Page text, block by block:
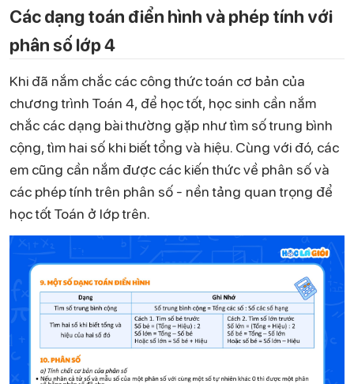
Các dạng toán điển hình và phép tính với
phân số lớp 4
Khi đã nắm chắc các công thức toán cơ bản của
chương trình Toán 4, để học tốt, học sinh cần nắm
chắc các dạng bài thường gặp như tìm số trung bình
cộng, tìm hai số khi biết tổng và hiệu. Cùng với đó, các
em cũng cần nắm được các kiến thức về phân số và
các phép tính trên phân số - nền tảng quan trọng để
học tốt Toán ở lớp trên.